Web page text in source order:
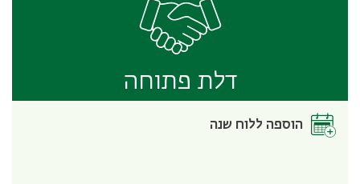
דלת פתוחה
הוספה ללוח שנה